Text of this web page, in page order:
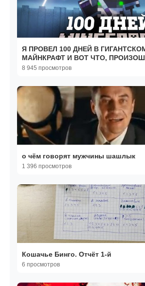
Я ПРОВЕЛ 100 ДНЕЙ В
МАЙНКРАФТ И ВОТ ЧТО,
8 945 просмотров
о чём говорят мужчины шашлык
1 396 просмотров
Кошачье Бинго. Отчёт 1-й
6 просмотров